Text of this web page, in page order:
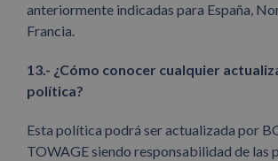
anteriormente indicadas para España,
Francia.
13.- ¿Cómo conocer cualquier
política?
Esta política podrá ser actualizada por
TOWAGE siendo responsabilidad de las